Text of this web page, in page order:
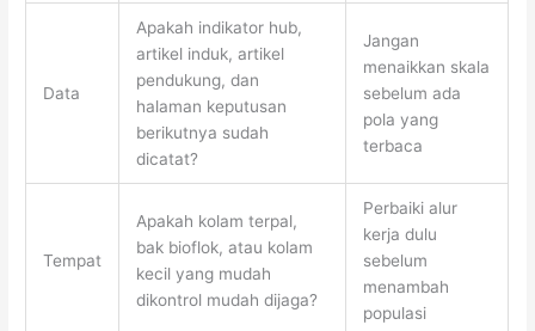
Data
Apakah indikator hub,
artikel induk, artikel
pendukung, dan
halaman keputusan
berikutnya sudah
dicatat?
Jangan
menaikkan skala
sebelum ada
pola yang
terbaca
Tempat
Apakah kolam terpal,
bak bioflok, atau kolam
kecil yang mudah
dikontrol mudah dijaga?
Perbaiki alur
kerja dulu
sebelum
menambah
populasi